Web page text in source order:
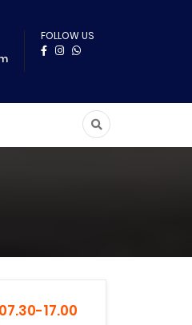
FOLLOW US
17.00